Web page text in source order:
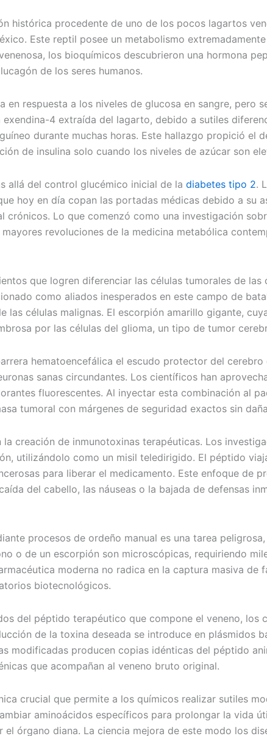
histórica procedente de uno de los pocos lagartos
Este reptil posee un metabolismo
los bioquímicos descubrieron una hormona
de los seres humanos.
en respuesta a los niveles de glucosa en sangre, pero
4 extraída del lagarto, debido a sutiles
durante muchas horas. Este hallazgo propició el
de insulina solo cuando los niveles de azúcar son
allá del control glucémico inicial de la diabetes tipo 2.
hoy en día copan las portadas médicas debido a su
Lo que comenzó como una investigación
revoluciones de la medicina metabólica
que logren diferenciar las células tumorales de
como aliados inesperados en este campo de
las células malignas. El escorpión amarillo gigante,
por las células del glioma, un tipo de tumor
hematoencefálica el escudo protector del
sanas circundantes. Los científicos han
fluorescentes. Al inyectar esta combinación al
tumoral con márgenes de seguridad exactos sin
creación de inmunotoxinas terapéuticas. Los
utilizándolo como un misil teledirigido. El péptido
para liberar el medicamento. Este enfoque de
del cabello, las náuseas o la bajada de defensas
procesos de ordeño manual es una tarea
o de un escorpión son microscópicas, requiriendo
moderna no radica en la captura masiva
biotecnológicos.
del péptido terapéutico que compone el veneno,
de la toxina deseada se introduce en plásmidos
modificadas producen copias idénticas del péptido
que acompañan al veneno bruto original.
crucial que permite a los químicos realizar sutiles
aminoácidos específicos para prolongar la vida
órgano diana. La ciencia mejora de este modo los